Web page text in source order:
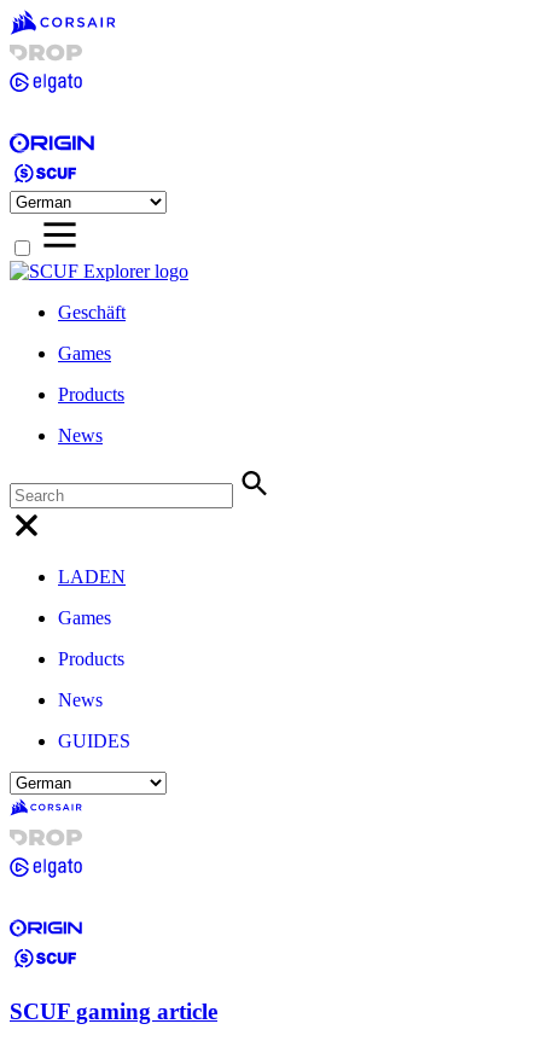
Geschäft
Games
Products
News
LADEN
Games
Products
News
GUIDES
SCUF gaming article